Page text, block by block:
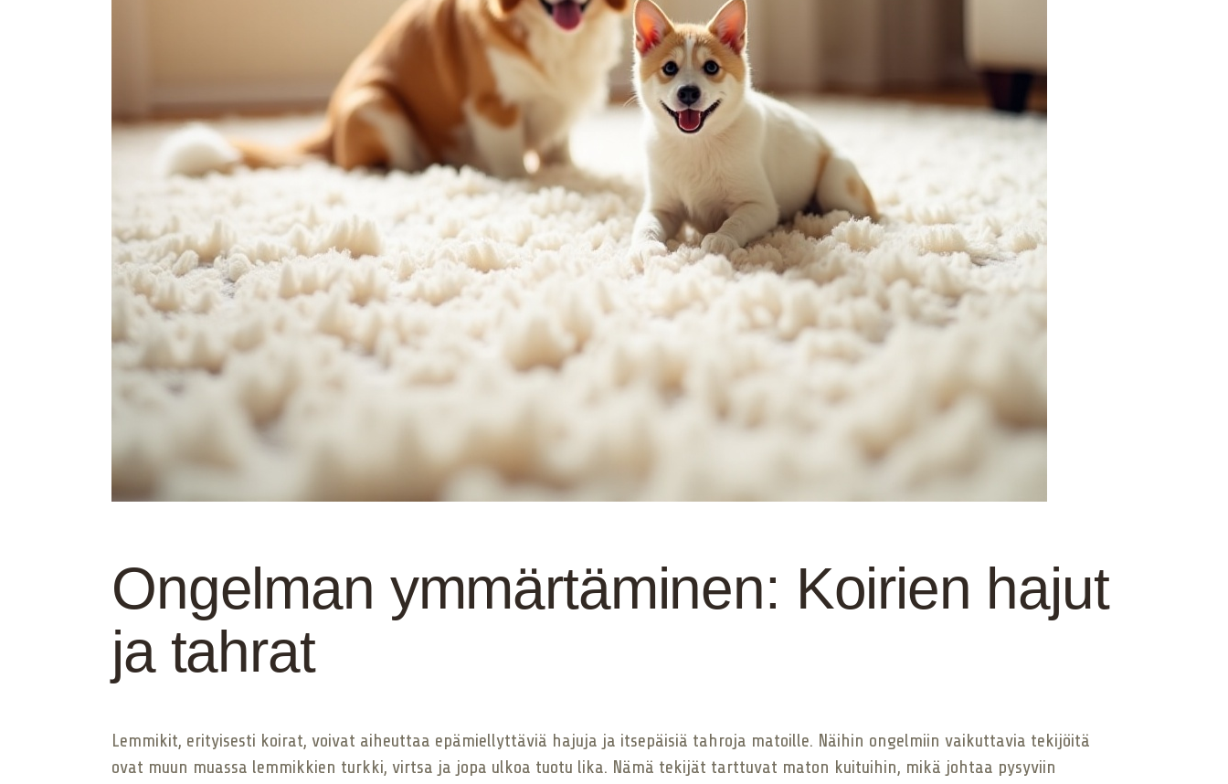
Ongelman ymmärtäminen: Koirien hajut
ja tahrat
Lemmikit, erityisesti koirat, voivat aiheuttaa epämiellyttäviä hajuja ja itsepäisiä tahroja matoille. Näihin ongelmiin vaikuttavia tekijöitä
ovat muun muassa lemmikkien turkki, virtsa ja jopa ulkoa tuotu lika. Nämä tekijät tarttuvat maton kuituihin, mikä johtaa pysyviin